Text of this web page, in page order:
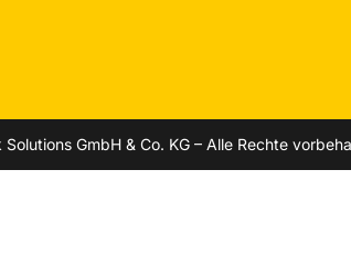
GmbH & Co. KG – Alle Rechte